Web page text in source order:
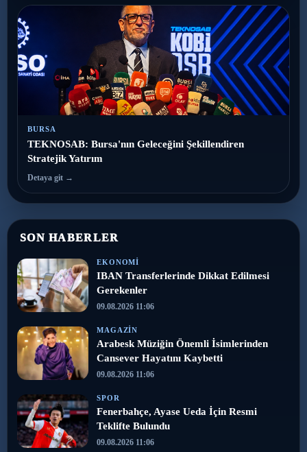
BURSA
TEKNOSAB: Bursa'nın Geleceğini Şekillendiren
Stratejik Yatırım
Detaya git →
SON HABERLER
EKONOMI
IBAN Transferlerinde Dikkat Edilmesi
Gerekenler
09.08.2026 11:06
MAGAZIN
Arabesk Müziğin Önemli İsimlerinden
Cansever Hayatını Kaybetti
09.08.2026 11:06
SPOR
Fenerbahçe, Ayase Ueda İçin Resmi
Teklifte Bulundu
09.08.2026 11:06